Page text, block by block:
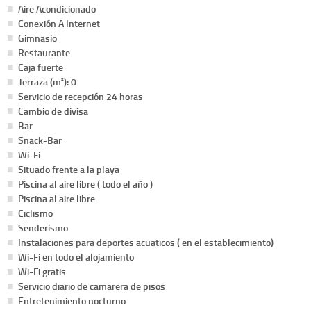
Aire Acondicionado
Conexión A Internet
Gimnasio
Restaurante
Caja fuerte
Terraza (m²): 0
Servicio de recepción 24 horas
Cambio de divisa
Bar
Snack-Bar
Wi-Fi
Situado frente a la playa
Piscina al aire libre ( todo el año )
Piscina al aire libre
Ciclismo
Senderismo
Instalaciones para deportes acuaticos ( en el establecimiento)
Wi-Fi en todo el alojamiento
Wi-Fi gratis
Servicio diario de camarera de pisos
Entretenimiento nocturno